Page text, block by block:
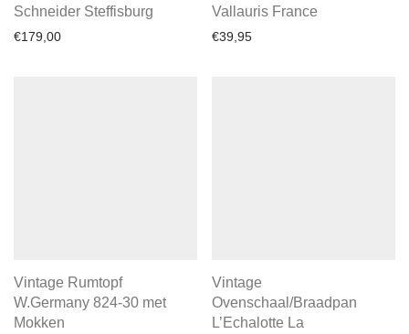
Schneider Steffisburg
€179,00
Vallauris France
€39,95
Vintage Rumtopf
W.Germany 824-30 met
Mokken
Vintage
Ovenschaal/Braadpan
L’Echalotte La